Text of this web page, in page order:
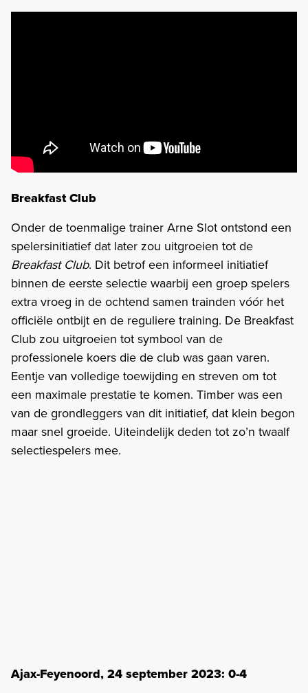
Breakfast Club
Onder de toenmalige trainer Arne Slot ontstond een
spelersinitiatief dat later zou uitgroeien tot de
Breakfast Club. Dit betrof een informeel initiatief
binnen de eerste selectie waarbij een groep spelers
extra vroeg in de ochtend samen trainden vóór het
officiële ontbijt en de reguliere training. De Breakfast
Club zou uitgroeien tot symbool van de
professionele koers die de club was gaan varen.
Eentje van volledige toewijding en streven om tot
een maximale prestatie te komen. Timber was een
van de grondleggers van dit initiatief, dat klein begon
maar snel groeide. Uiteindelijk deden tot zo’n twaalf
selectiespelers mee.
Ajax-Feyenoord, 24 september 2023: 0-4